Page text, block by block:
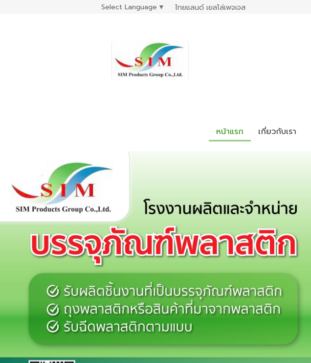
Select Language ▼ ไทยแลนด์ เยลโล่เพจเจส
หน้าแรก เกี่ยวกับเรา